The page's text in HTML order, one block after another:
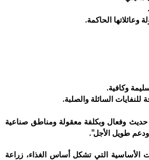
وعائلاتها الحاكمة.
وكافية.
السائلة والصلبة.
وفعال وبكلفة معقولة ومناطق صناعية
طويل الأجل”.
الأساسية التي تشكل أساس الغذاء، زراعة